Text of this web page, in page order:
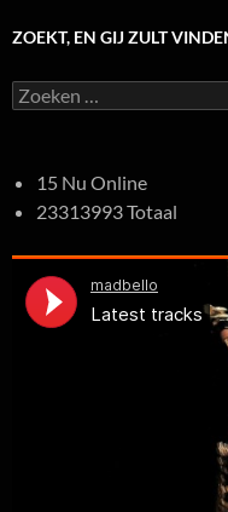
ZOEKT, EN GIJ ZULT
Zoeken
naar:
15 Nu Online
23313993 Totaal